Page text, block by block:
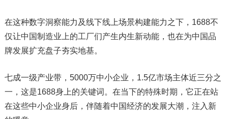
在这种数字洞察能力及线下线上场景构建能力之下，1688不
仅让中国制造业上的工厂们产生内生新动能，也在为中国品
牌发展扩充盘子夯实地基。
七成一级产业带，5000万中小企业，1.5亿市场主体近三分之
一，这是1688身上的关键词。在当下的特殊时期，它正在站
在这些中小企业身后，伴随着中国经济的发展大潮，注入新